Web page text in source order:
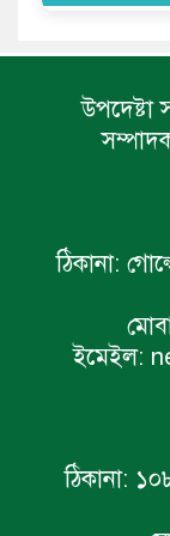
উপদেষ্টা
ঠিকানা:
ইমেইল:
ঠিকানা: